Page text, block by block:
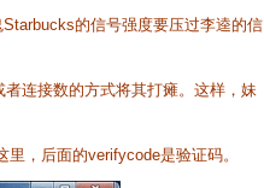
的信号强度要压过李逵的信
连接数的方式将其打瘫。这样，妹
，后面的verifycode是验证码。